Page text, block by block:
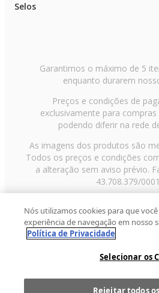
Selos
Garantimos o máximo de 5
enquanto durarem
Preços e condições de
exclusivamente para
podendo diferir na rede
As imagens dos produtos são
Todos os preços e condições
a alteração sem aviso prévio.
43.708.379/
Paulo/SP, CEP 02029-001,
2013 Fast Shop - Todos os
Nós utilizamos cookies para que
experiência de navegação em nosso
Política de Privacidade
Selecionar os
Rejeitar todos